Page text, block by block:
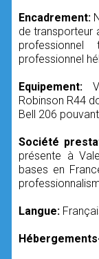
Encadrement:
de transporteur
professionnel
Equipement:
Robinson R44
Bell 206
Société
présente à
bases en
Langue: